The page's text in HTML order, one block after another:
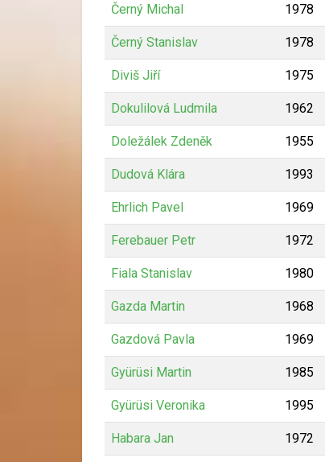
Černý Michal 1978
Černý Stanislav 1978
Diviš Jiří 1975
Dokulilová Ludmila 1962
Doležálek Zdeněk 1955
Dudová Klára 1993
Ehrlich Pavel 1969
Ferebauer Petr 1972
Fiala Stanislav 1980
Gazda Martin 1968
Gazdová Pavla 1969
Gyürüsi Martin 1985
Gyürüsi Veronika 1995
Habara Jan 1972